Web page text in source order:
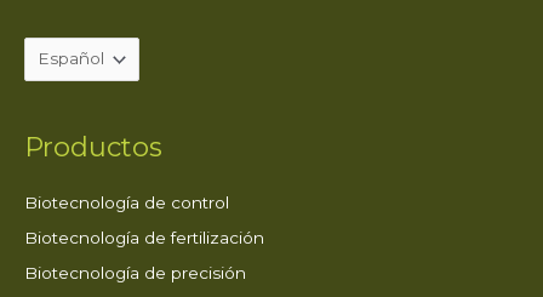
Productos
Biotecnología de control
Biotecnología de fertilización
Biotecnología de precisión